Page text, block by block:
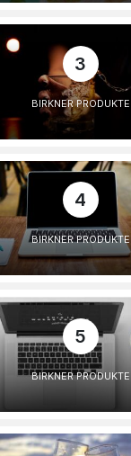
3
BIRKNER PRODUKTE
4
BIRKNER PRODUKTE
5
BIRKNER PRODUKTE